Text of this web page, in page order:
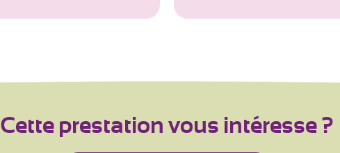
Cette prestation vous intéresse ?